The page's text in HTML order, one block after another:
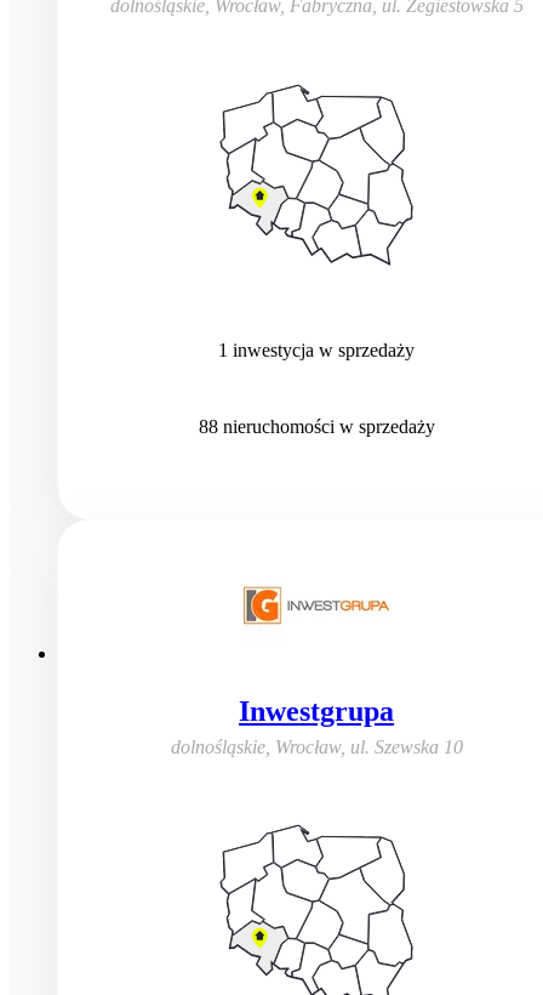
dolnośląskie, Wrocław, Fabryczna, ul. Żegiestowska 5
1 inwestycja w sprzedaży
88 nieruchomości w sprzedaży
Inwestgrupa
dolnośląskie, Wrocław, ul. Szewska 10